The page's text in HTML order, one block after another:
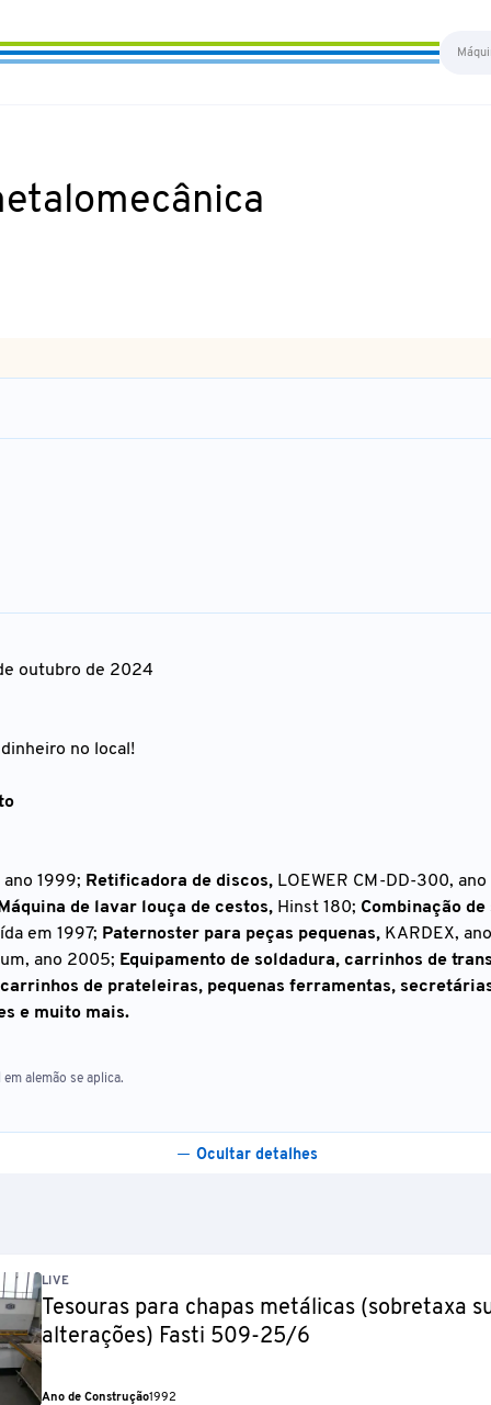
outubro de 2024
no local!
1999; Retificadora de discos, LOEWER CM-DD-300,
de lavar louça de cestos, Hinst 180; Combinação de
em 1997; Paternoster para peças pequenas, KARDEX,
ano 2005; Equipamento de soldadura, carrinhos de
de prateleiras, pequenas ferramentas,
e muito mais.
alemão se aplica.
Ocultar detalhes
LIVE
Tesouras para chapas metálicas (sobretaxa
alterações) Fasti 509-25/6
Ano de Construção1992